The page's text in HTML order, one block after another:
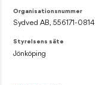
Organisationsnummer
Sydved AB, 556171-0814
Styrelsens säte
Jönköping